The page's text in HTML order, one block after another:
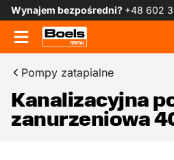
Wynajem bezpośredni? +48 602
Pompy zatapialne
Kanalizacyjna
zanurzeniowa